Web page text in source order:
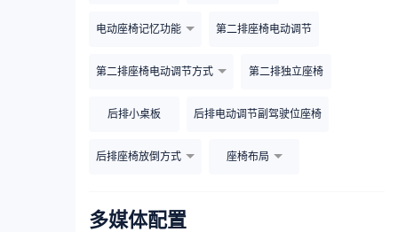
电动座椅记忆功能 第二排座椅电动调节
第二排座椅电动调节方式 第二排独立座椅
后排小桌板 后排电动调节副驾驶位座椅
后排座椅放倒方式 座椅布局
多媒体配置